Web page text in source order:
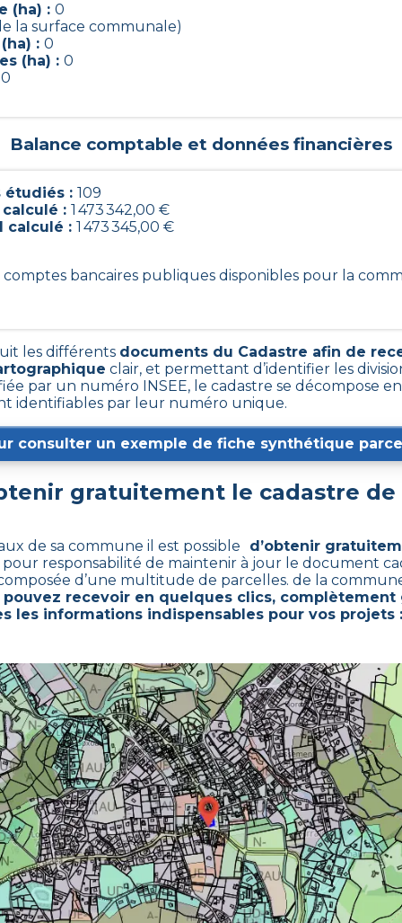
(ha) : 0
la surface communale)
: 0
(ha) : 0
0
Balance comptable et données financières
étudiés : 109
: 1 473 342,00 €
calculé : 1 473 345,00 €
bancaires publiques disponibles pour la
les différents documents du Cadastre afin de
clair, et permettant d’identifier les
par un numéro INSEE, le cadastre se décompose
identifiables par leur numéro unique.
consulter un exemple de fiche synthétique
gratuitement le cadastre de
de sa commune il est possible d’obtenir
responsabilité de maintenir à jour le document
d’une multitude de parcelles. de la
recevoir en quelques clics,
les informations indispensables pour vos projets